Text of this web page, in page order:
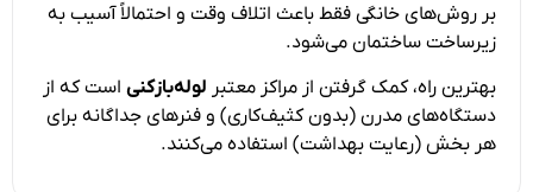
بر روش‌های خانگی فقط باعث اتلاف وقت و احتمالاً آسیب به
زیرساخت ساختمان می‌شود.
بهترین راه، کمک گرفتن از مراکز معتبر لوله‌بازکنی است که از
دستگاه‌های مدرن (بدون کثیف‌کاری) و فنرهای جداگانه برای
هر بخش (رعایت بهداشت) استفاده می‌کنند.